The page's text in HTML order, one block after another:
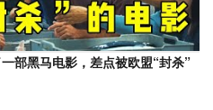
部黑马电影，差点被欧盟“封杀”